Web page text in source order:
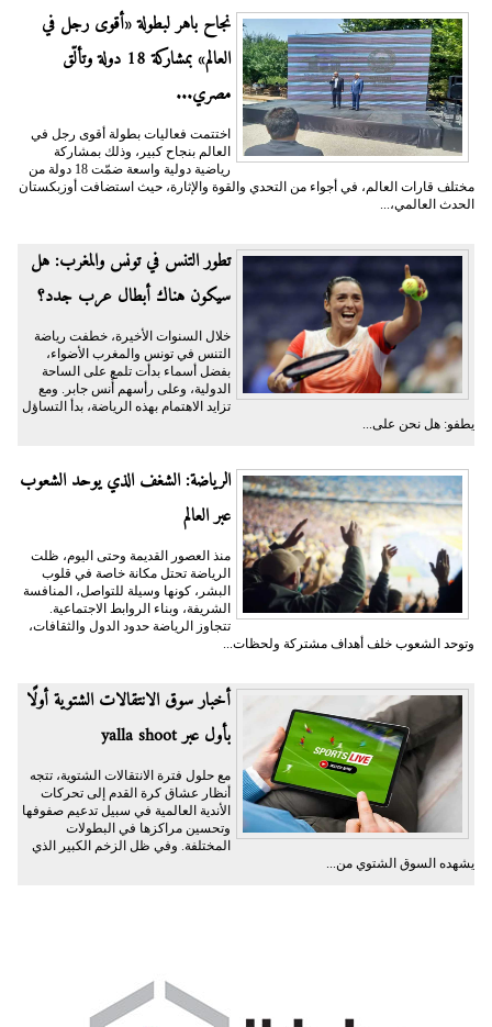
نجاح باهر لبطولة «أقوى رجل في
العالم» بمشاركة 18 دولة وتألّق
مصري...
اختتمت فعاليات بطولة أقوى رجل في
العالم بنجاح كبير، وذلك بمشاركة
رياضية دولية واسعة ضمّت 18 دولة من
مختلف قارات العالم، في أجواء من التحدي والقوة والإثارة، حيث استضافت أوزبكستان
الحدث العالمي،...
تطور التنس في تونس والمغرب: هل
سيكون هناك أبطال عرب جدد؟
خلال السنوات الأخيرة، خطفت رياضة
التنس في تونس والمغرب الأضواء،
بفضل أسماء بدأت تلمع على الساحة
الدولية، وعلى رأسهم أُنس جابر. ومع
تزايد الاهتمام بهذه الرياضة، بدأ التساؤل
يطفو: هل نحن على...
الرياضة: الشغف الذي يوحد الشعوب
عبر العالم
منذ العصور القديمة وحتى اليوم، ظلت
الرياضة تحتل مكانة خاصة في قلوب
البشر، كونها وسيلة للتواصل، المنافسة
الشريفة، وبناء الروابط الاجتماعية.
تتجاوز الرياضة حدود الدول والثقافات،
وتوحد الشعوب خلف أهداف مشتركة ولحظات...
أخبار سوق الانتقالات الشتوية أولًا
بأول عبر yalla shoot
مع حلول فترة الانتقالات الشتوية، تتجه
أنظار عشاق كرة القدم إلى تحركات
الأندية العالمية في سبيل تدعيم صفوفها
وتحسين مراكزها في البطولات
المختلفة. وفي ظل الزخم الكبير الذي
يشهده السوق الشتوي من...